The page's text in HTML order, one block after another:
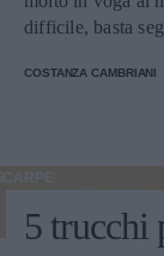
difficile, basta
COSTANZA CAMBRIANI
SCARPE
5 trucchi